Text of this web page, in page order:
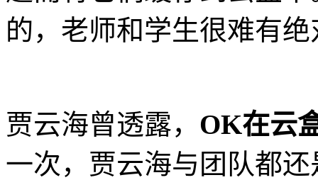
的，老师和学生很难有
贾云海曾透露， OK在云
一次，贾云海与团队都